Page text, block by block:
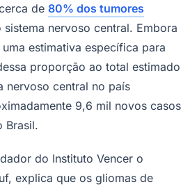
de 80% dos tumores
nervoso central. Embora
estimativa específica para
proporção ao total estimado
nervoso central no país
9,6 mil novos casos
Brasil.
do Instituto Vencer o
explica que os gliomas de